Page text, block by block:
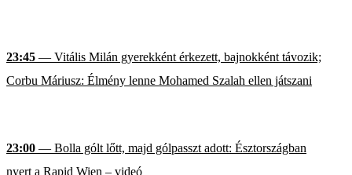
23:45 — Vitális Milán gyerekként érkezett, bajnokként távozik;
Corbu Máriusz: Élmény lenne Mohamed Szalah ellen játszani
23:00 — Bolla gólt lőtt, majd gólpasszt adott: Észtországban
nyert a Rapid Wien – videó